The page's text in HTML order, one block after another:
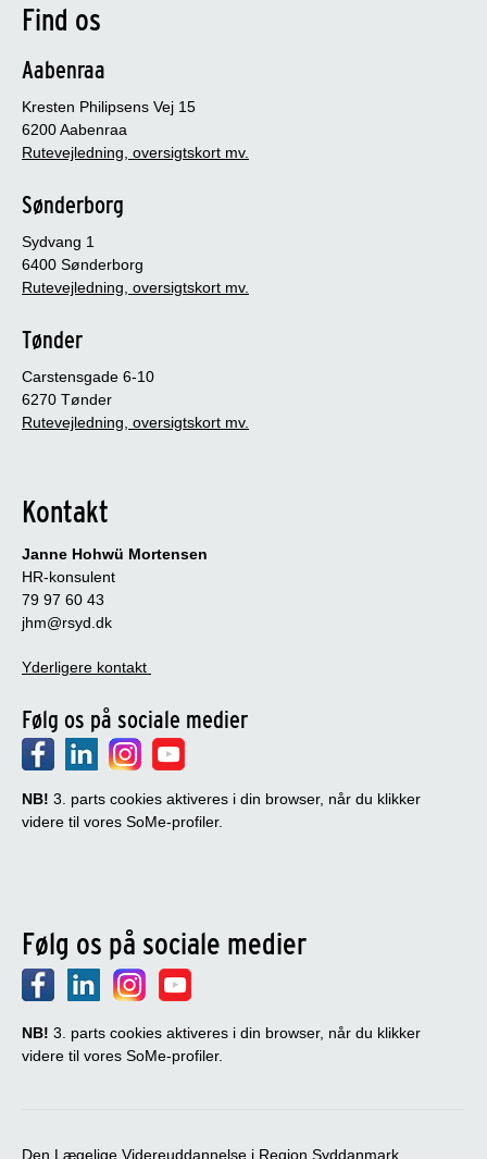
Find os
Aabenraa
Kresten Philipsens Vej 15
6200 Aabenraa
Rutevejledning, oversigtskort mv.
Sønderborg
Sydvang 1
6400 Sønderborg
Rutevejledning, oversigtskort mv.
Tønder
Carstensgade 6-10
6270 Tønder
Rutevejledning, oversigtskort mv.
Kontakt
Janne Hohwü Mortensen
HR-konsulent
79 97 60 43
jhm@rsyd.dk
Yderligere kontakt
Følg os på sociale medier
NB! 3. parts cookies aktiveres i din browser, når du klikker
videre til vores SoMe-profiler.
Følg os på sociale medier
NB! 3. parts cookies aktiveres i din browser, når du klikker
videre til vores SoMe-profiler.
Den Lægelige Videreuddannelse i Region Syddanmark